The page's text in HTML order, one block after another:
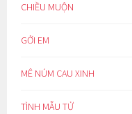
CHIỀU MUỘN
GỞI EM
MÊ NÚM CAU XINH
TÌNH MẪU TỬ